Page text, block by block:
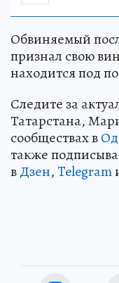
Обвиняемый
признал свою
находится под
Следите за
Татарстана,
сообществах в
также
вДзен,Telegram